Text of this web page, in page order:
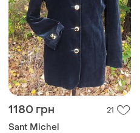
1180 грн 21
Sant Michel